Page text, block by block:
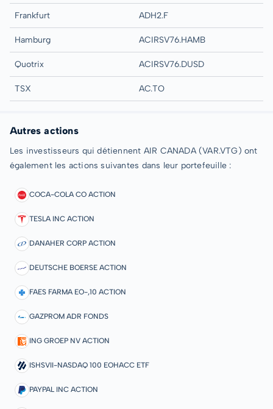
Frankfurt ADH2.F
Hamburg ACIRSV76.HAMB
Quotrix ACIRSV76.DUSD
TSX AC.TO
Autres actions
Les investisseurs qui détiennent AIR CANADA (VAR.VTG) ont
également les actions suivantes dans leur portefeuille :
COCA-COLA CO ACTION
TESLA INC ACTION
DANAHER CORP ACTION
DEUTSCHE BOERSE ACTION
FAES FARMA EO-,10 ACTION
GAZPROM ADR FONDS
ING GROEP NV ACTION
ISHSVII-NASDAQ 100 EOHACC ETF
PAYPAL INC ACTION